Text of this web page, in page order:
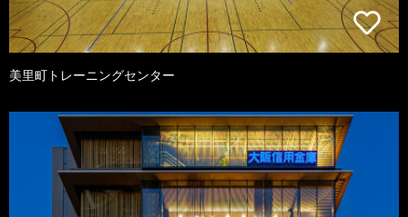
美里町トレーニングセンター